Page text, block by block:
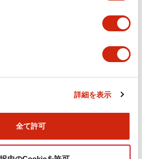
詳細を表示
全て許可
ントロールユニット（2025年6月版）